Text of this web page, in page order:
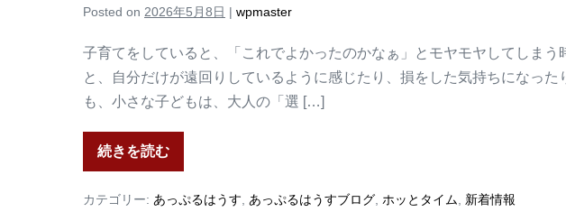
Posted on 2026年5月8日 | wpmaster
子育てをしていると、「これでよかったのかなぁ」とモヤモヤしてしまう
と、自分だけが遠回りしているように感じたり、損をした気持ちになっ
も、小さな子どもは、大人の「選 […]
続きを読む
カテゴリー: あっぷるはうす あっぷるはうすブログ ホッとタイム 新着情報